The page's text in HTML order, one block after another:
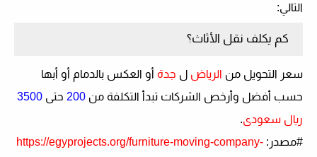
التالي:
كم يكلف نقل الأثاث؟
سعر التحويل من الرياض ل جدة أو العكس بالدمام أو أبها
حسب أفضل وأرخص الشركات تبدأ التكلفة من 200 حتى 3500
ريال سعودى.
#مصدر :
https://egyprojects.org/furniture-moving-company-